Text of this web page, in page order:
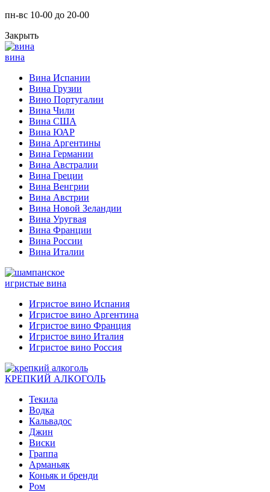
пн-вс 10-00 до 20-00
Закрыть
вина
Вина Испании
Вина Грузии
Вино Португалии
Вина Чили
Вина США
Вина ЮАР
Вина Аргентины
Вина Германии
Вина Австралии
Вина Греции
Вина Венгрии
Вина Австрии
Вина Новой Зеландии
Вина Уругвая
Вина Франции
Вина России
Вина Италии
игристые вина
Игристое вино Испания
Игристое вино Аргентина
Игристое вино Франция
Игристое вино Италия
Игристое вино Россия
КРЕПКИЙ АЛКОГОЛЬ
Текила
Водка
Кальвадос
Джин
Виски
Граппа
Арманьяк
Коньяк и бренди
Ром